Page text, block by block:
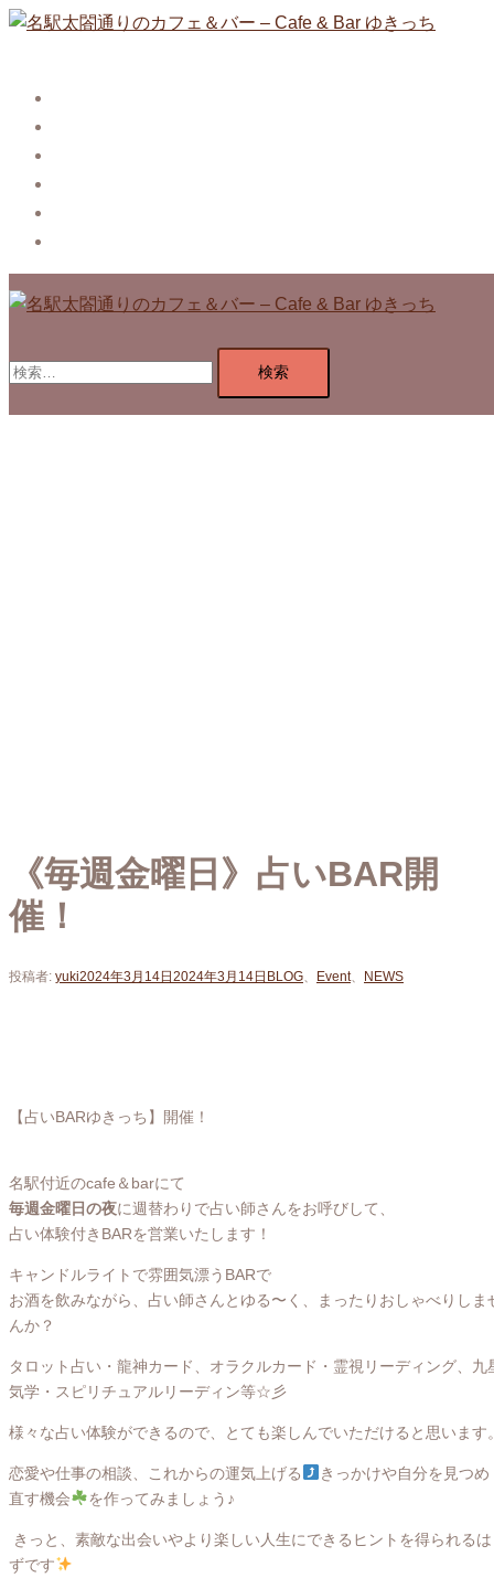
コ
プ
検
索:
《毎週金曜日》占いBAR開
催！
投稿者: yuki2024年3月14日 2024年3月14日 BLOG、 Event、 NEWS
【占いBARゆきっち】開催！
名駅付近のcafe＆barにて
毎週金曜日の夜に週替わりで占い師さんをお呼びして、
占い体験付きBARを営業いたします！
キャンドルライトで雰囲気漂うBARで
お酒を飲みながら、占い師さんとゆる〜く、まったりおしゃべりしま
んか？
タロット占い・龍神カード、オラクルカード・霊視リーディング、九
気学・スピリチュアルリーディン等☆彡
様々な占い体験ができるので、とても楽しんでいただけると思います
恋愛や仕事の相談、これからの運気上げる
きっかけや自分を見つめ
直す機会
を作ってみましょう♪
きっと、素敵な出会いやより楽しい人生にできるヒントを得られるは
ずです